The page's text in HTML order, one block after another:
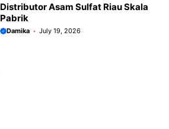
Distributor Asam Sulfat Riau Skala
Pabrik
Damika July 19, 2026